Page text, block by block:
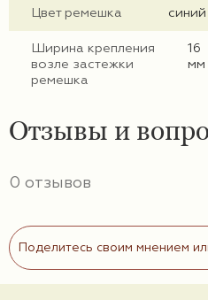
Цвет ремешка синий
Ширина крепления
возле застежки
ремешка
16
мм
Отзывы и
0 отзывов
Поделитесь своим мнением